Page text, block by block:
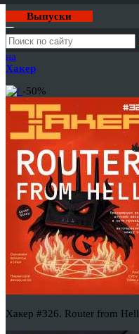
Выпуски
Годовая
подписка
на
Хакер
-50%
Хакер #326. Router from Hell